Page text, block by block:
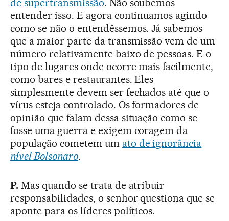
entender isso. E agora continuamos agindo
como se não o entendêssemos. Já sabemos
que a maior parte da transmissão vem de um
número relativamente baixo de pessoas. E o
tipo de lugares onde ocorre mais facilmente,
como bares e restaurantes. Eles
simplesmente devem ser fechados até que o
vírus esteja controlado. Os formadores de
opinião que falam dessa situação como se
fosse uma guerra e exigem coragem da
população cometem um ato de ignorância
nível Bolsonaro.
P. Mas quando se trata de atribuir
responsabilidades, o senhor questiona que se
aponte para os líderes políticos.